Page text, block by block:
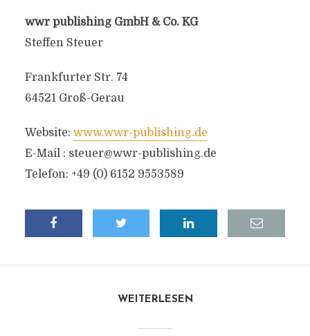
wwr publishing GmbH & Co. KG
Steffen Steuer
Frankfurter Str. 74
64521 Groß-Gerau
Website: www.wwr-publishing.de
E-Mail : steuer@wwr-publishing.de
Telefon: +49 (0) 6152 9553589
WEITERLESEN